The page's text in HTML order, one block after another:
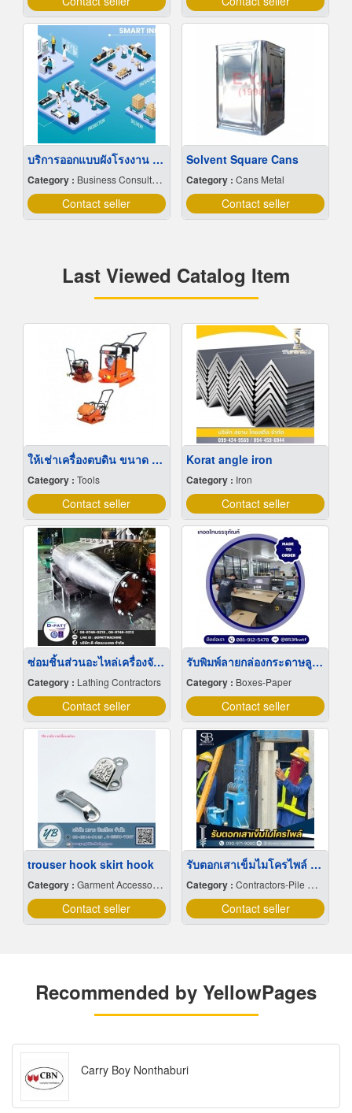
บริการออกแบบผังโรงงาน Lay out
Category : Business Consultants
Contact seller
Solvent Square Cans
Category : Cans Metal
Contact seller
Last Viewed Catalog Item
ให้เช่าเครื่องตบดิน ขนาด 6-12 ตัน- ปทุมธานี
Category : Tools
Contact seller
Korat angle iron
Category : Iron
Contact seller
ซ่อมชิ้นส่วนอะไหล่เครื่องจักร ระยอง
Category : Lathing Contractors
Contact seller
รับพิมพ์ลายกล่องกระดาษลูกฟูก
Category : Boxes-Paper
Contact seller
trouser hook skirt hook
Category : Garment Accessories,Equipment & Supplies
Contact seller
รับตอกเสาเข็มไมโครไพล์ ราคาคุ้มค่า งานเล็กงานใหญ่รับหมด
Category : Contractors-Pile Driving
Contact seller
Recommended by YellowPages
Carry Boy Nonthaburi